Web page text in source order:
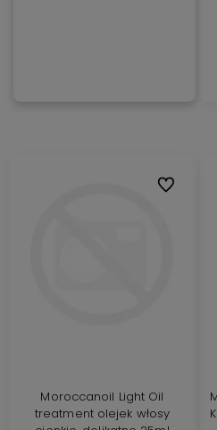
Moroccanoil Light Oil
treatment olejek włosy
Do